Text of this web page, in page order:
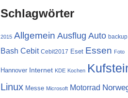
Schlagwörter
2015 Allgemein Ausflug Auto backup
Bash Cebit Cebit2017 Eset Essen Foto
Hannover Internet KDE Kochen
Linux Messe Microsoft Motorrad